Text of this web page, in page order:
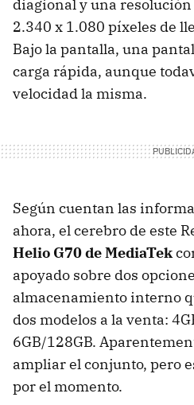
diagional y una
2.340 x 1.080 píxeles de
Bajo la pantalla, una
carga rápida, aunque
velocidad la misma.
Según cuentan las
ahora, el cerebro de este
Helio G70 de MediaTek
apoyado sobre dos
almacenamiento interno
dos modelos a la venta:
6GB/128GB.
ampliar el conjunto, pero
por el momento.